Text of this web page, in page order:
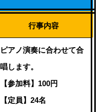
行事内容
ピアノ演奏に合わせて合
唱します。
【参加料】100円
【定員】24名